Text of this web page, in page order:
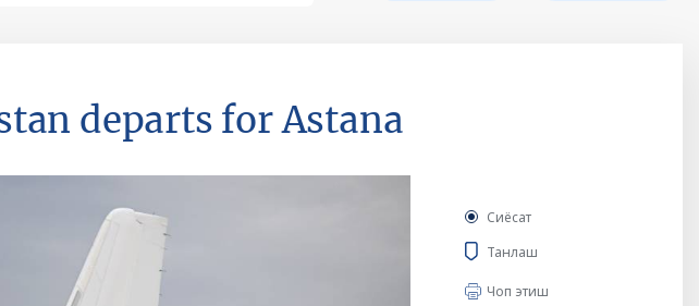
departs for Astana
Сиёсат
Танлаш
Чоп этиш